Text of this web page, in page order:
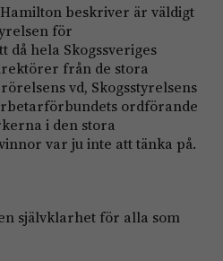
beskriver är väldigt
för
då hela Skogssveriges
från de stora
vd, Skogsstyrelsens
ordförande
i den stora
var ju inte att tänka på.
självklarhet för alla som